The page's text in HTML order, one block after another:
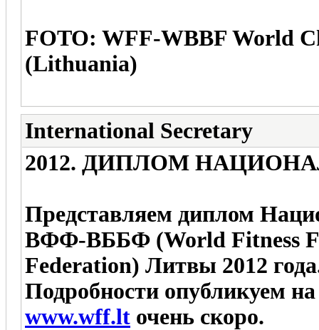
FOTO: WFF-WBBF World
(Lithuania)
International Secretary
2012. ДИПЛОМ
Представляем диплом
ВФФ-ВББФ (World Fitness
Federation) Литвы 2012
Подробности опубликуем
www.wff.lt очень скоро.